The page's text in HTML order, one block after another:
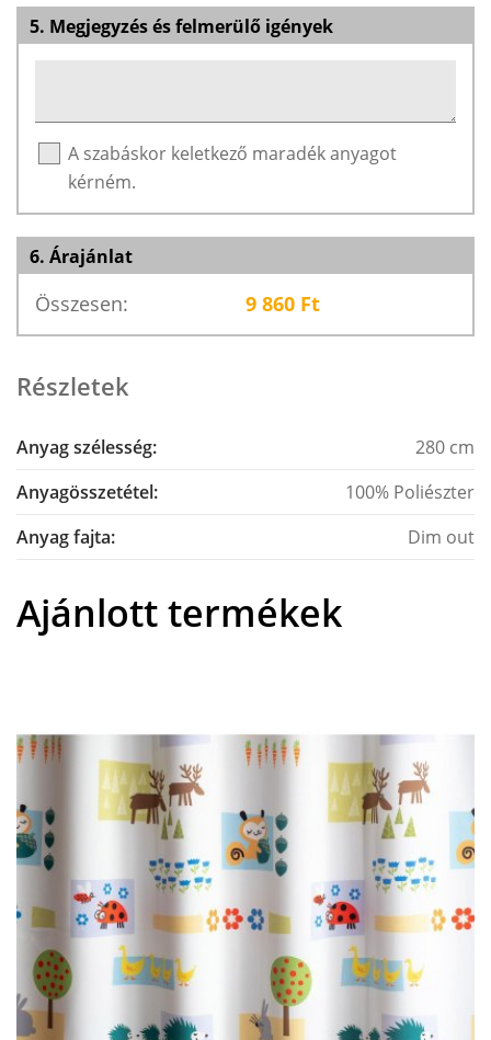
5. Megjegyzés és felmerülő igények
A szabáskor keletkező maradék anyagot
kérném.
6. Árajánlat
Összesen: 9 860 Ft
Részletek
Anyag szélesség:
280 cm
Anyagösszetétel:
100% Poliészter
Anyag fajta:
Dim out
Ajánlott termékek